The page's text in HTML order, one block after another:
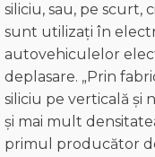
siliciu, sau, pe scurt,
sunt utilizați în
autovehiculelor
deplasare. „Prin
siliciu pe verticală și
și mai mult
primul producător